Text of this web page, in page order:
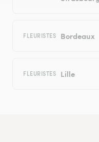
FLEURISTES Bordeaux
FLEURISTES Lille